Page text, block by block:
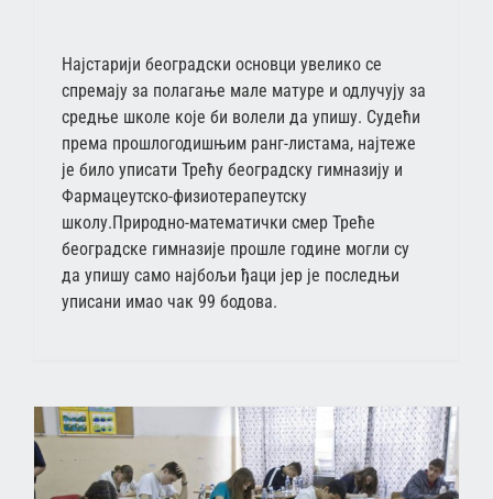
Најстарији београдски основци увелико се
спремају за полагање мале матуре и одлучују за
средње школе које би волели да упишу. Судећи
према прошлогодишњим ранг-листама, најтеже
је било уписати Трећу београдску гимназију и
Фармацеутско-физиотерапеутску
школу.Природно-математички смер Треће
београдске гимназије прошле године могли су
да упишу само најбољи ђаци јер је последњи
уписани имао чак 99 бодова.